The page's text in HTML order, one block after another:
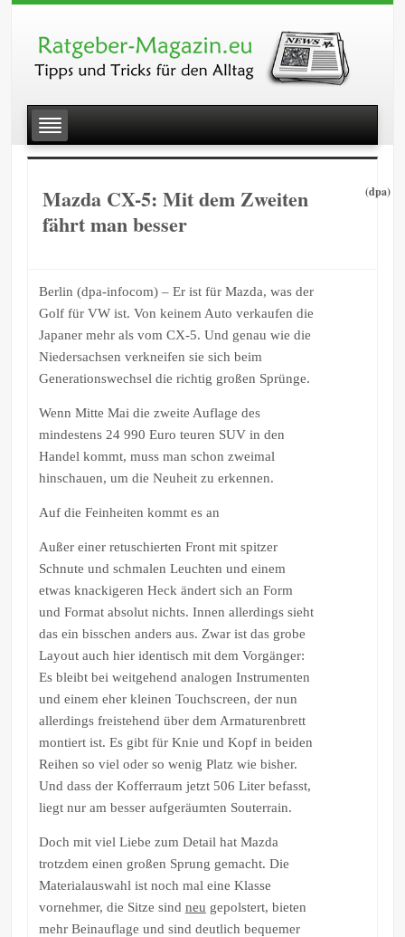
Mazda CX-5: Mit dem Zweiten
fährt man besser
(dpa)
Berlin (dpa-infocom) – Er ist für Mazda, was der
Golf für VW ist. Von keinem Auto verkaufen die
Japaner mehr als vom CX-5. Und genau wie die
Niedersachsen verkneifen sie sich beim
Generationswechsel die richtig großen Sprünge.
Wenn Mitte Mai die zweite Auflage des
mindestens 24 990 Euro teuren SUV in den
Handel kommt, muss man schon zweimal
hinschauen, um die Neuheit zu erkennen.
Auf die Feinheiten kommt es an
Außer einer retuschierten Front mit spitzer
Schnute und schmalen Leuchten und einem
etwas knackigeren Heck ändert sich an Form
und Format absolut nichts. Innen allerdings sieht
das ein bisschen anders aus. Zwar ist das grobe
Layout auch hier identisch mit dem Vorgänger:
Es bleibt bei weitgehend analogen Instrumenten
und einem eher kleinen Touchscreen, der nun
allerdings freistehend über dem Armaturenbrett
montiert ist. Es gibt für Knie und Kopf in beiden
Reihen so viel oder so wenig Platz wie bisher.
Und dass der Kofferraum jetzt 506 Liter befasst,
liegt nur am besser aufgeräumten Souterrain.
Doch mit viel Liebe zum Detail hat Mazda
trotzdem einen großen Sprung gemacht. Die
Materialauswahl ist noch mal eine Klasse
vornehmer, die Sitze sind neu gepolstert, bieten
mehr Beinauflage und sind deutlich bequemer